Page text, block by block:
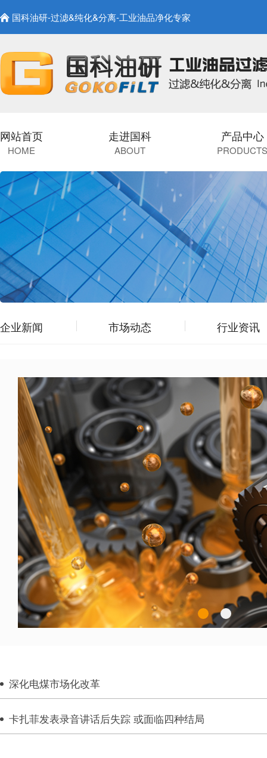
国科油研-过滤&纯化&分离-工业油品净化专家
网站首页
HOME
走进国科
ABOUT
产品中心
PRODUCTS
企业新闻 市场动态 行业资讯
深化电煤市场化改革
卡扎菲发表录音讲话后失踪 或面临四种结局